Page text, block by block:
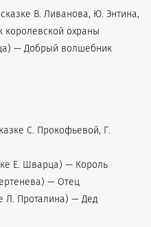
В. Ливанова, Ю. Энтина,
королевской охраны
— Добрый волшебник
С. Прокофьевой, Г.
Е. Шварца) — Король
— Отец
Л. Проталина) — Дед